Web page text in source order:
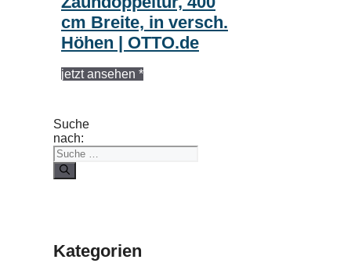
cm Breite, in versch.
Höhen | OTTO.de
jetzt ansehen *
Suche
nach:
Kategorien